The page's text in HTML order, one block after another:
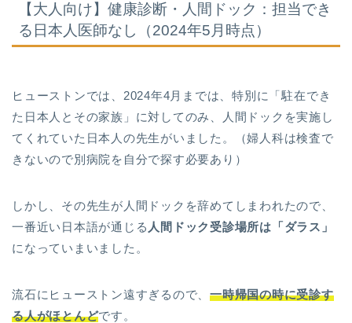
【大人向け】健康診断・人間ドック：担当でき
る日本人医師なし（2024年5月時点）
ヒューストンでは、2024年4月までは、特別に「駐在でき
た日本人とその家族」に対してのみ、人間ドックを実施し
てくれていた日本人の先生がいました。（婦人科は検査で
きないので別病院を自分で探す必要あり）
しかし、その先生が人間ドックを辞めてしまわれたので、
一番近い日本語が通じる 人間ドック受診場所は「ダラス」
になっていまいました。
流石にヒューストン遠すぎるので、一時帰国の時に受診す
る人がほとんどです。